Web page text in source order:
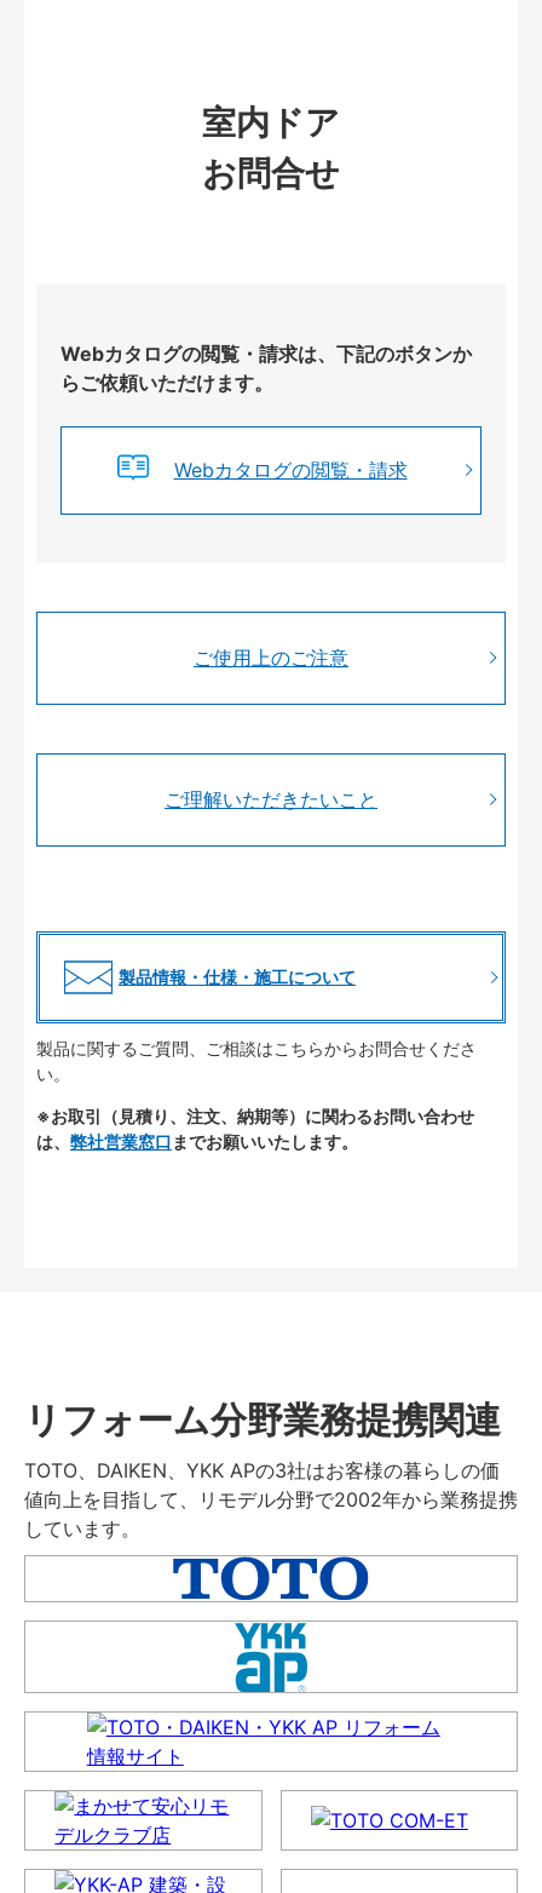
室内ドア
お問合せ
Webカタログの閲覧・請求は、下記のボタンか
らご依頼いただけます。
Webカタログの閲覧・請求
ご使用上のご注意
ご理解いただきたいこと
製品情報・仕様・施工について
製品に関するご質問、ご相談はこちらからお問合せくださ
い。
※お取引（見積り、注文、納期等）に関わるお問い合わせ
は、 弊社営業窓口 までお願いいたします。
リフォーム分野業務提携関連
TOTO、DAIKEN、YKK APの3社はお客様の暮らしの価
値向上を目指して、リモデル分野で2002年から業務提携
しています。